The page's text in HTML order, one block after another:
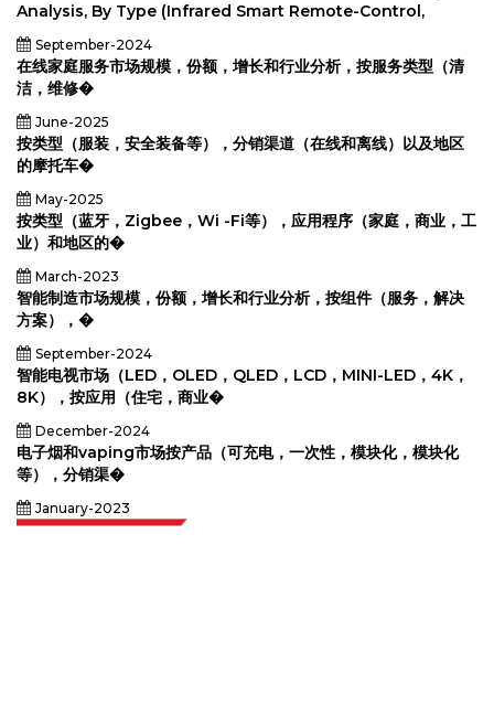
Analysis, By Type (Infrared Smart Remote-Control,
September-2024
在线家庭服务市场规模，份额，增长和行业分析，按服务类型（清
洁，维修�
June-2025
按类型（服装，安全装备等），分销渠道（在线和离线）以及地区
的摩托车�
May-2025
按类型（蓝牙，Zigbee，Wi -Fi等），应用程序（家庭，商业，工
业）和地区的�
March-2023
智能制造市场规模，份额，增长和行业分析，按组件（服务，解决
方案），�
September-2024
智能电视市场（LED，OLED，QLED，LCD，MINI-LED，4K，
8K），按应用（住宅，商业�
December-2024
电子烟和vaping市场按产品（可充电，一次性，模块化，模块化
等），分销渠�
January-2023